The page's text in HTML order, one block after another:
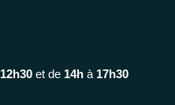
12h30 et de 14h à 17h30